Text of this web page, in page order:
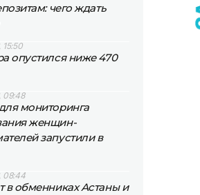
чего ждать
15:50
опустился ниже 470
09:48
мониторинга
женщин-
запустили в
08:44
в обменниках Астаны и